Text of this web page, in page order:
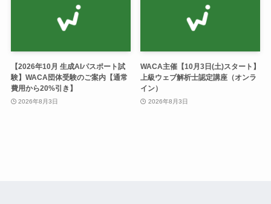
【2026年10月 生成AIパスポート試
験】WACA団体受験のご案内【通常
費用から20%引き】
2026年8月3日
WACA主催【10月3日(土)スタート】
上級ウェブ解析士認定講座（オンラ
イン）
2026年8月3日